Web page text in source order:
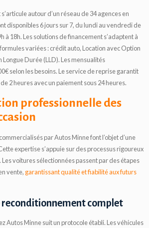
autour d’un réseau de 34 agences en
disponibles 6 jours sur 7, du lundi au vendredi de
à 18h. Les solutions de financement s’adaptent à
variées : crédit auto, Location avec Option
Longue Durée (LLD). Les mensualités
selon les besoins. Le service de reprise garantit
2 heures avec un paiement sous 24 heures.
professionnelle des
par Autos Minne font l’objet d’une
expertise s’appuie sur des processus rigoureux
voitures sélectionnées passent par des étapes
vente, garantissant qualité et fiabilité aux futurs
reconditionnement complet
Autos Minne suit un protocole établi. Les véhicules